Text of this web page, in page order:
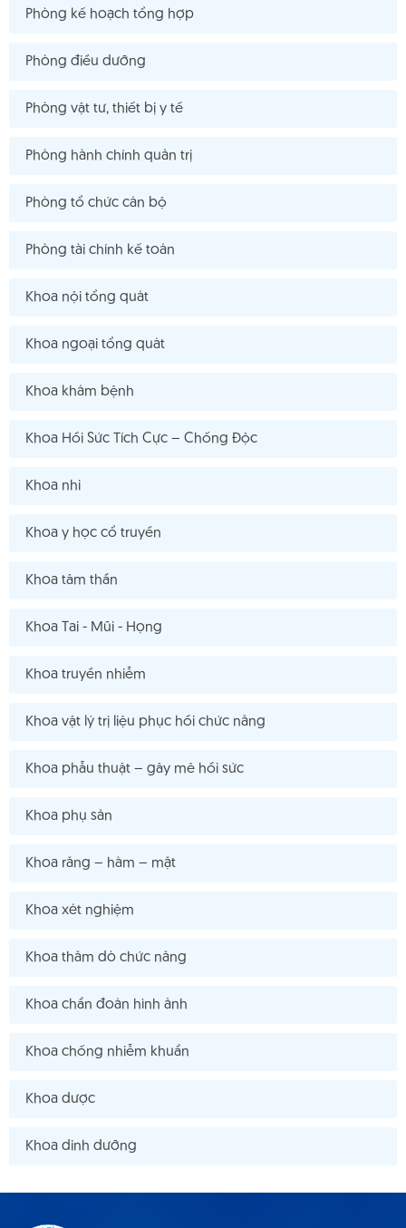
Phòng kế hoạch tổng hợp
Phòng điều dưỡng
Phòng vật tư, thiết bị y tế
Phòng hành chính quản trị
Phòng tổ chức cán bộ
Phòng tài chính kế toán
Khoa nội tổng quát
Khoa ngoại tổng quát
Khoa khám bệnh
Khoa Hồi Sức Tích Cực – Chống Độc
Khoa nhi
Khoa y học cổ truyền
Khoa tâm thần
Khoa Tai - Mũi - Họng
Khoa truyền nhiễm
Khoa vật lý trị liệu phục hồi chức năng
Khoa phẫu thuật – gây mê hồi sức
Khoa phụ sản
Khoa răng – hàm – mặt
Khoa xét nghiệm
Khoa thăm dò chức năng
Khoa chẩn đoán hình ảnh
Khoa chống nhiễm khuẩn
Khoa dược
Khoa dinh dưỡng